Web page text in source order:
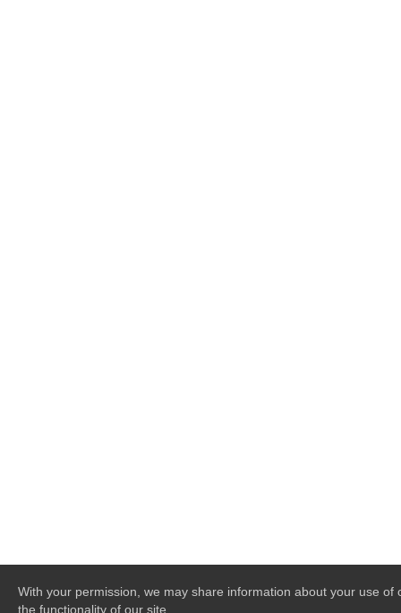
With your permission, we may share information about your use of
the functionality of our site.